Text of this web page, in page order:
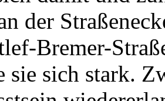
der
Bremer-
sie sich stark.